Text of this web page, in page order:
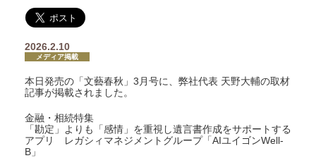
2026.2.10
メディア掲載
本日発売の「文藝春秋」3月号に、弊社代表 天野大輔の取材
記事が掲載されました。
金融・相続特集
「勘定」よりも「感情」を重視し遺言書作成をサポートする
アプリ レガシィマネジメントグループ「AIユイゴンWell-
B」